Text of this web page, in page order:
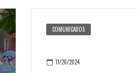
COMUNICADOS
11/26/2024